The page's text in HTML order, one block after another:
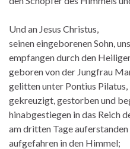
Und an Jesus Christus,
seinen eingeborenen Sohn,
empfangen durch den
geboren von der Jungfrau
gelitten unter Pontius Pilatus,
gekreuzigt, gestorben und
hinabgestiegen in das Reich
am dritten Tage auferstanden
aufgefahren in den Himmel;